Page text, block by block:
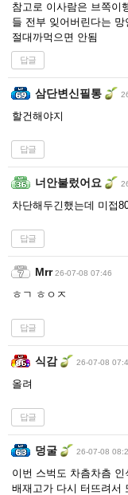
참고로 이사람은 브쪽이
들 전부 잊어버린다는 망
절대까먹으면 안됨
답글
삼단변신필통
할건해야지
답글
너안불렀어요
차단해두긴했는데 미접
답글
Mrr 26-07-08 07:46
ㅎㄱ ㅎㅇㅈ
답글
식감 26-07-08
올려
답글
덩굴 26-07-08
이번 스벅도 차츰차츰
배재고가 다시 터뜨려서